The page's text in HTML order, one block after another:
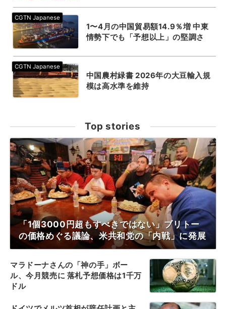
1〜4月の中国貿易額14.9％増 中東
情勢下でも「予想以上」の堅調さ
中国農村緑書 2026年の大豆輸入規
模は高水準を維持
Top stories
「1個3000円超もすべきではない」ブリトー
の価格めぐる議論、米共和党の「内戦」に発展
マラドーナさんの「神の手」ボー
ル、今月競売に 落札予想価格は1千万
ドル